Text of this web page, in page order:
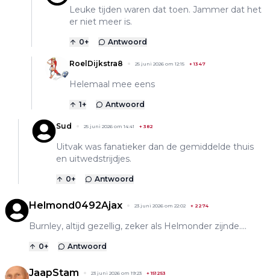
Leuke tijden waren dat toen. Jammer dat het
er niet meer is.
0+ Antwoord
RoelDijkstra8 25 juni 2026 om 12:15 +1347
Helemaal mee eens
1+ Antwoord
Sud 25 juni 2026 om 14:41 + 382
Uitvak was fanatieker dan de gemiddelde thuis
en uitwedstrijdjes.
0+ Antwoord
Helmond0492Ajax 23 juni 2026 om 22:02 + 2274
Burnley, altijd gezellig, zeker als Helmonder zijnde....
0+ Antwoord
JaapStam 23 juni 2026 om 19:23 +151253